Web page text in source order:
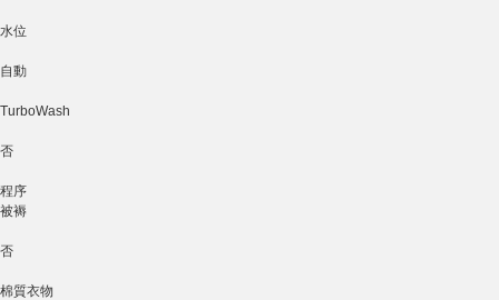
水位
自動
TurboWash
否
程序
被褥
否
棉質衣物